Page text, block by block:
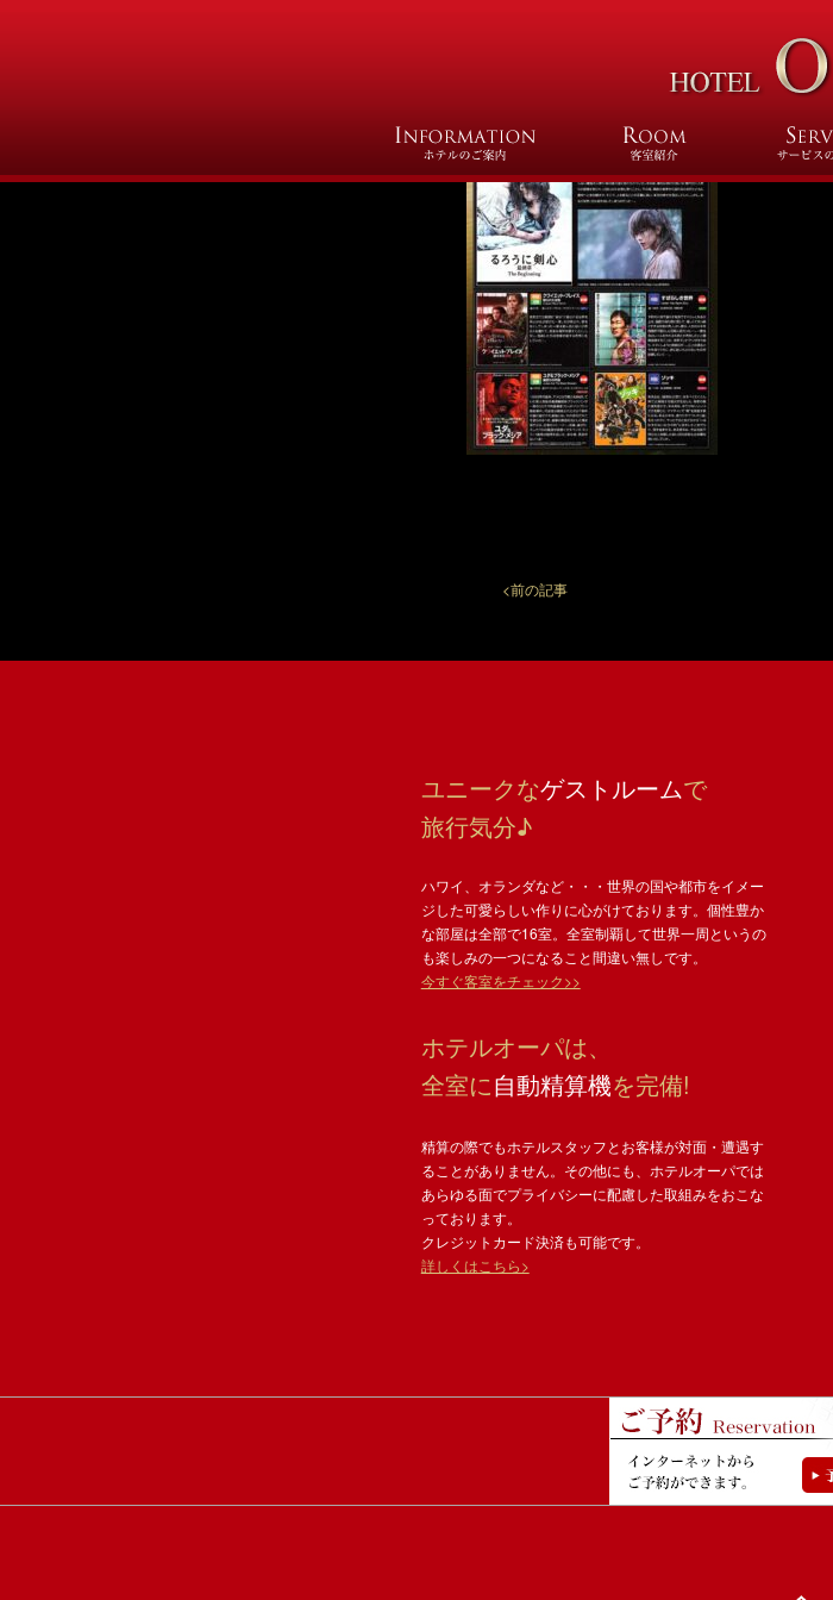
12-1-min
<前の記事
ユニークなゲストルームで
旅行気分♪
ハワイ、オランダなど・・・世界の国や都市をイメー
ジした可愛らしい作りに心がけております。個性豊か
な部屋は全部で16室。全室制覇して世界一周というの
も楽しみの一つになること間違い無しです。
今すぐ客室をチェック>>
ホテルオーパは、
全室に自動精算機を完備!
精算の際でもホテルスタッフとお客様が対面・遭遇す
ることがありません。その他にも、ホテルオーパでは
あらゆる面でプライバシーに配慮した取組みをおこな
っております。
クレジットカード決済も可能です。
詳しくはこちら>